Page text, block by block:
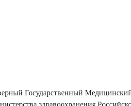
Государственный
здравоохранения